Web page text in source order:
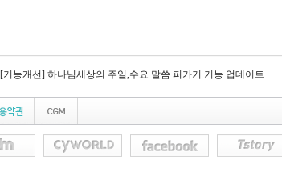
[기능개선] 하나님세상의 주일,수요 말씀 퍼가기 기능 업데이트